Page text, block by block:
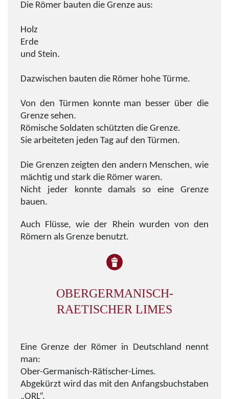
Die Römer bauten die Grenze aus:
Holz
Erde
und Stein.
Dazwischen bauten die Römer hohe Türme.
Von den Türmen konnte man besser über die
Grenze sehen.
Römische Soldaten schützten die Grenze.
Sie arbeiteten jeden Tag auf den Türmen.
Die Grenzen zeigten den andern Menschen, wie
mächtig und stark die Römer waren.
Nicht jeder konnte damals so eine Grenze
bauen.
Auch Flüsse, wie der Rhein wurden von den
Römern als Grenze benutzt.
OBERGERMANISCH-
RAETISCHER LIMES
Eine Grenze der Römer in Deutschland nennt
man:
Ober-Germanisch-Rätischer-Limes.
Abgekürzt wird das mit den Anfangsbuchstaben
„ORL“.